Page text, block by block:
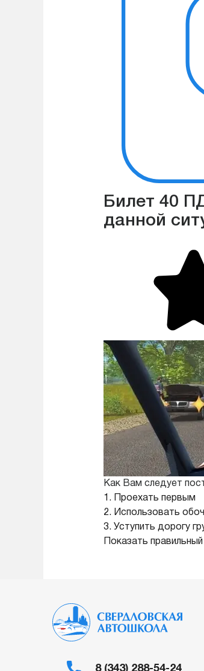
Билет 40
данной
Как Вам следует
1. Проехать первым
2. Использовать
3. Уступить дорогу
Показать
8 (343) 288-54-24